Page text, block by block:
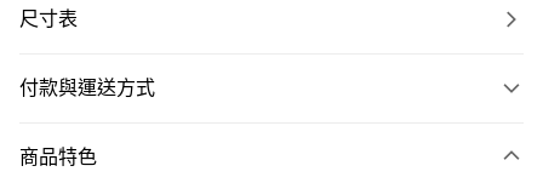
尺寸表
付款與運送方式
信用卡一次付款
商品特色